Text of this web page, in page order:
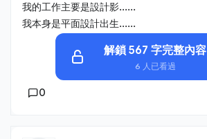
我的工作主要是設計影......
我本身是平面設計出生......
解鎖 567 字完整內容
6 人已看過
0